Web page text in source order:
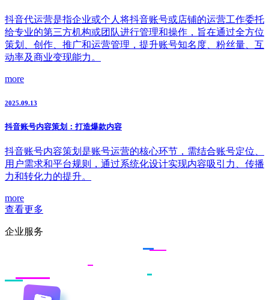
抖音代运营是指企业或个人将抖音账号或店铺的运营工作委托
给专业的第三方机构或团队进行管理和操作，旨在通过全方位
策划、创作、推广和运营管理，提升账号知名度、粉丝量、互
动率及商业变现能力。
more
2025.09.13
抖音账号内容策划：打造爆款内容
抖音账号内容策划是账号运营的核心环节，需结合账号定位、
用户需求和平台规则，通过系统化设计实现内容吸引力、传播
力和转化力的提升。
more
查看更多
企业服务